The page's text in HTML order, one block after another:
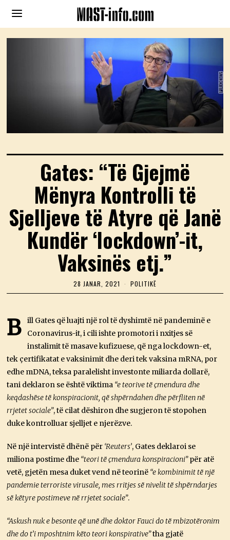
Gates: “Të Gjejmë
Mënyra Kontrolli të
Sjelljeve të Atyre që Janë
Kundër ‘lockdown’-it,
Vaksinës etj.”
28 JANAR, 2021
8
N
A
R
2
0
1
POLITIKË
B
ill Gates që luajti një rol të dyshimtë në pandeminë e
Coronavirus-it, i cili ishte promotori i nxitjes së
instalimit të masave kufizuese, që nga lockdown-et,
tek çertifikatat e vaksinimit dhe deri tek vaksina mRNA, por
edhe mDNA, teksa paralelisht investonte miliarda dollarë,
tani deklaron se është viktima “e teorive të çmendura dhe
keqdashëse të konspiracionit, që shpërndahen dhe përfliten në
rrjetet sociale”, të cilat dëshiron dhe sugjeron të stopohen
duke kontrolluar sjelljet e njerëzve.
Në një intervistë dhënë për ‘Reuters’, Gates deklaroi se
miliona postime dhe “teori të çmendura konspiracioni”për atë
vetë, gjetën mesa duket vend në teorinë “e kombinimit të një
pandemie terroriste virusale, mes rritjes së nivelit të shpërndarjes
së këtyre postimeve në rrjetet sociale”.
“Askush nuk e besonte që unë dhe doktor Fauci do të mbizotëronim
dhe do t’i mposhtnim këto teori konspirative”tha gjatë